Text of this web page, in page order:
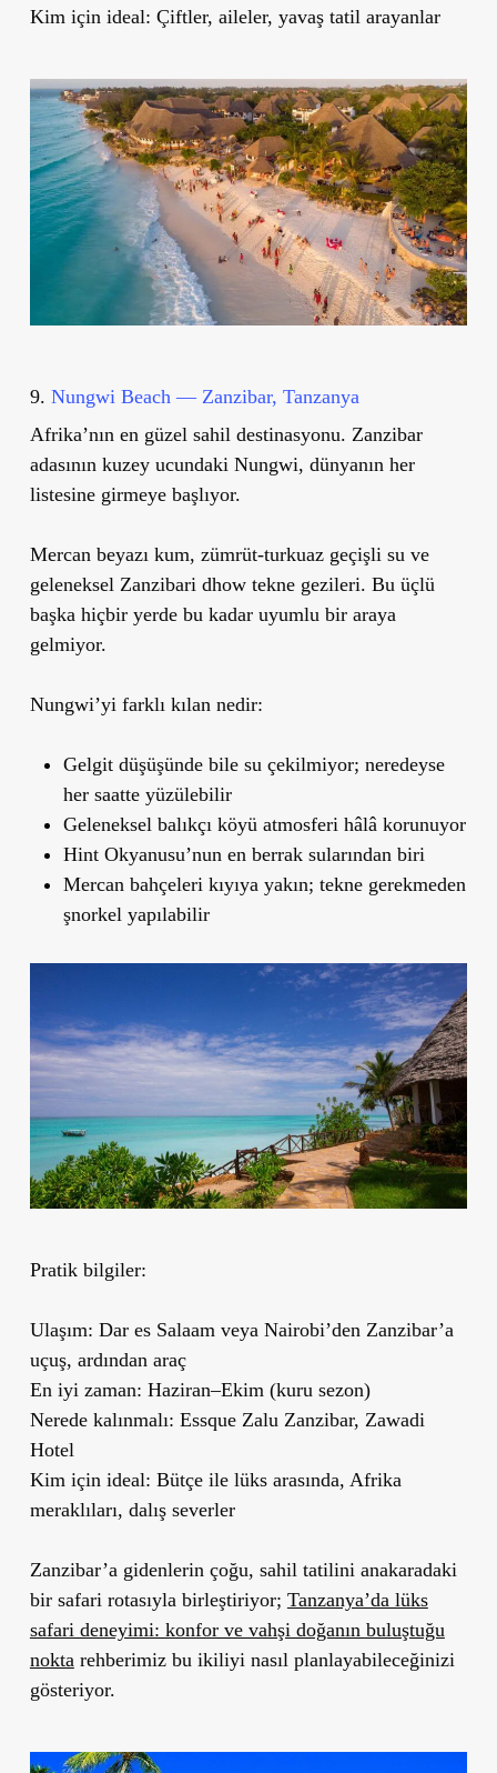
Kim için ideal: Çiftler, aileler, yavaş tatil arayanlar
9. Nungwi Beach — Zanzibar, Tanzanya
Afrika’nın en güzel sahil destinasyonu. Zanzibar
adasının kuzey ucundaki Nungwi, dünyanın her
listesine girmeye başlıyor.
Mercan beyazı kum, zümrüt-turkuaz geçişli su ve
geleneksel Zanzibari dhow tekne gezileri. Bu üçlü
başka hiçbir yerde bu kadar uyumlu bir araya
gelmiyor.
Nungwi’yi farklı kılan nedir:
Gelgit düşüşünde bile su çekilmiyor; neredeyse
her saatte yüzülebilir
Geleneksel balıkçı köyü atmosferi hâlâ korunuyor
Hint Okyanusu’nun en berrak sularından biri
Mercan bahçeleri kıyıya yakın; tekne gerekmeden
şnorkel yapılabilir
Pratik bilgiler:
Ulaşım: Dar es Salaam veya Nairobi’den Zanzibar’a
uçuş, ardından araç
En iyi zaman: Haziran–Ekim (kuru sezon)
Nerede kalınmalı: Essque Zalu Zanzibar, Zawadi
Hotel
Kim için ideal: Bütçe ile lüks arasında, Afrika
meraklıları, dalış severler
Zanzibar’a gidenlerin çoğu, sahil tatilini anakaradaki
bir safari rotasıyla birleştiriyor; Tanzanya’da lüks
safari deneyimi: konfor ve vahşi doğanın buluştuğu
noktarehberimiz bu ikiliyi nasıl planlayabileceğinizi
gösteriyor.